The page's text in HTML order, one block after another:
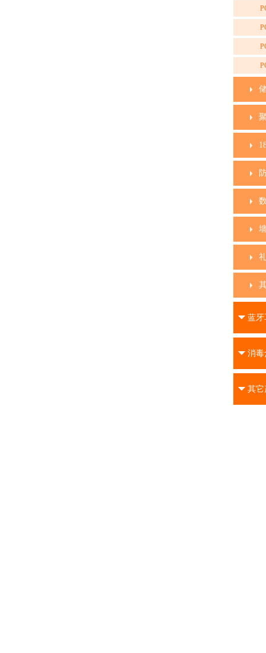
蓝牙
消毒
其它